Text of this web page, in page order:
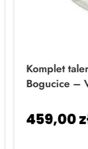
Komplet
Bogucice –
459,00